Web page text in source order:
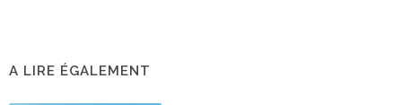
A LIRE ÉGALEMENT